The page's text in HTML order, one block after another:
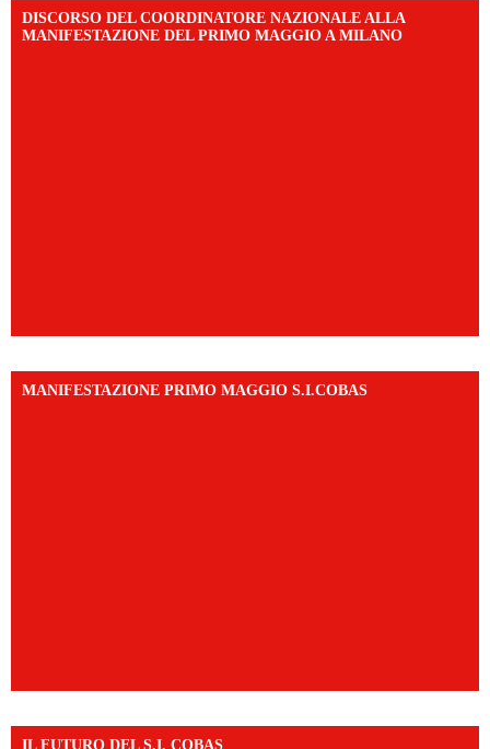
DISCORSO DEL COORDINATORE NAZIONALE ALLA
MANIFESTAZIONE DEL PRIMO MAGGIO A MILANO
MANIFESTAZIONE PRIMO MAGGIO S.I.COBAS
IL FUTURO DEL S.I. COBAS